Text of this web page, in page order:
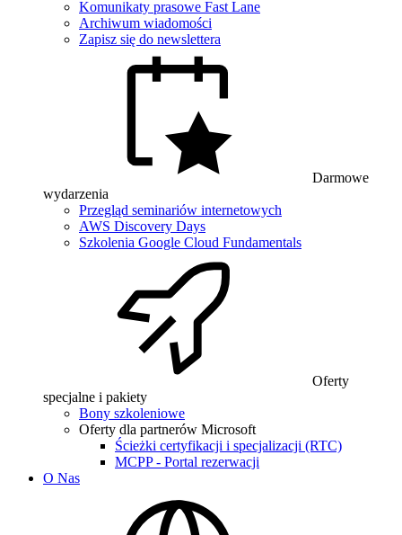
Komunikaty prasowe Fast Lane
Archiwum wiadomości
Zapisz się do newslettera
Darmowe
wydarzenia
Przegląd seminariów internetowych
AWS Discovery Days
Szkolenia Google Cloud Fundamentals
Oferty
specjalne i pakiety
Bony szkoleniowe
Oferty dla partnerów Microsoft
Ścieżki certyfikacji i specjalizacji (RTC)
MCPP - Portal rezerwacji
O Nas